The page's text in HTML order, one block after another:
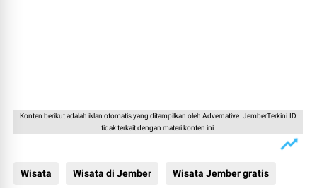
Konten berikut adalah iklan otomatis yang ditampilkan oleh Advernative. JemberTerkini.ID
tidak terkait dengan materi konten ini.
Wisata Wisata di Jember Wisata Jember gratis